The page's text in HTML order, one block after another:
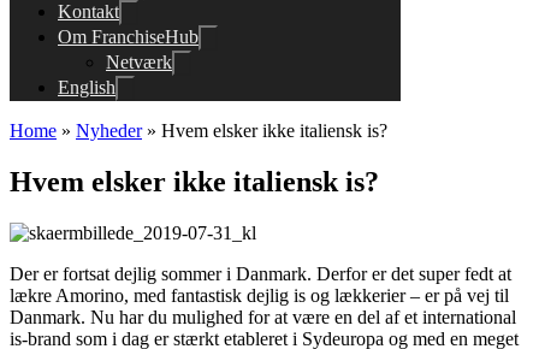
Kontakt
Om FranchiseHub
Netværk
English
Home » Nyheder» Hvem elsker ikke italiensk is?
Hvem elsker ikke italiensk is?
Der er fortsat dejlig sommer i Danmark. Derfor er det super fedt at
lækre Amorino, med fantastisk dejlig is og lækkerier – er på vej til
Danmark. Nu har du mulighed for at være en del af et international
is-brand som i dag er stærkt etableret i Sydeuropa og med en meget